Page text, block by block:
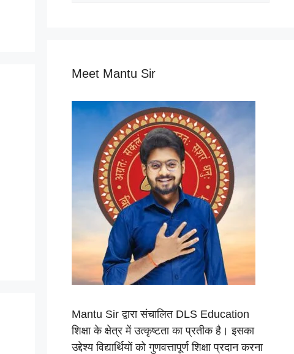
Meet Mantu Sir
Mantu Sir द्वारा संचालित DLS Education
शिक्षा के क्षेत्र में उत्कृष्टता का प्रतीक है। इसका
उद्देश्य विद्यार्थियों को गुणवत्तापूर्ण शिक्षा प्रदान करना